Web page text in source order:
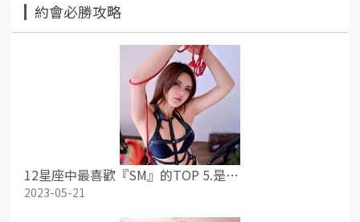
約會必勝攻略
12星座中最喜歡『SM』的TOP 5.是…
2023-05-21